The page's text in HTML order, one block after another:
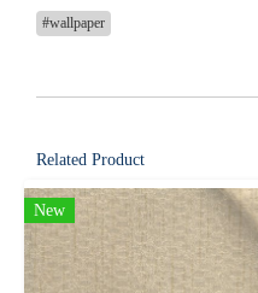
#wallpaper
Related Product
New